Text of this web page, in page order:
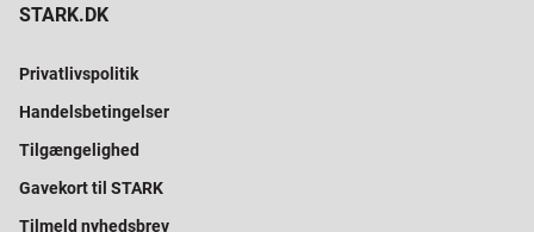
STARK.DK
Privatlivspolitik
Handelsbetingelser
Tilgængelighed
Gavekort til STARK
Tilmeld nyhedsbrev